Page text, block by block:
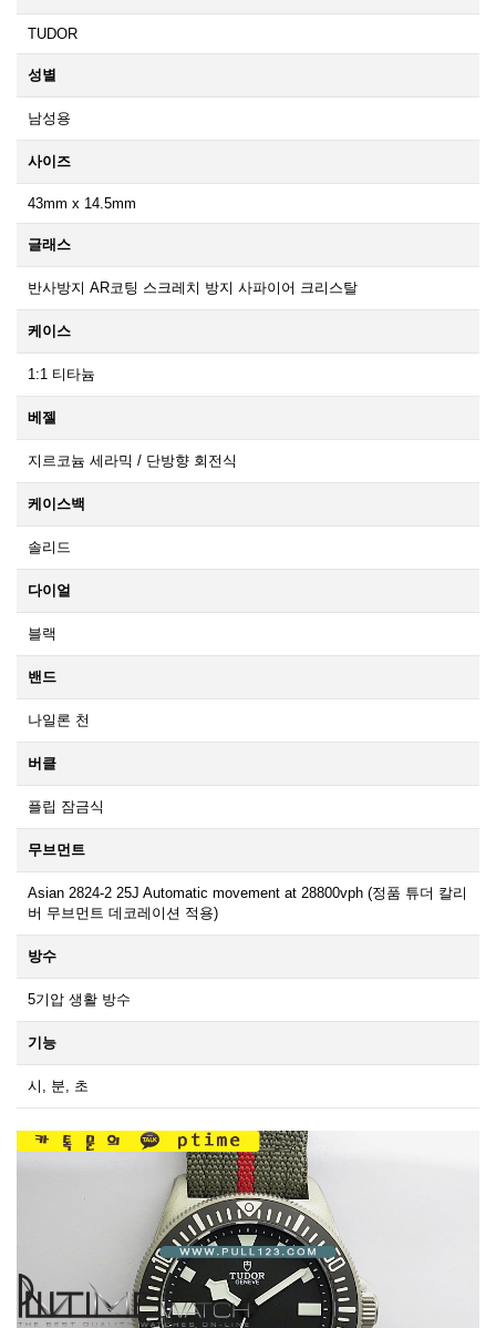
TUDOR
성별
남성용
사이즈
43mm x 14.5mm
글래스
반사방지 AR코팅 스크레치 방지 사파이어 크리스탈
케이스
1:1 티타늄
베젤
지르코늄 세라믹 / 단방향 회전식
케이스백
솔리드
다이얼
블랙
밴드
나일론 천
버클
플립 잠금식
무브먼트
Asian 2824-2 25J Automatic movement at 28800vph (정품 튜더 칼리
버 무브먼트 데코레이션 적용)
방수
5기압 생활 방수
기능
시, 분, 초